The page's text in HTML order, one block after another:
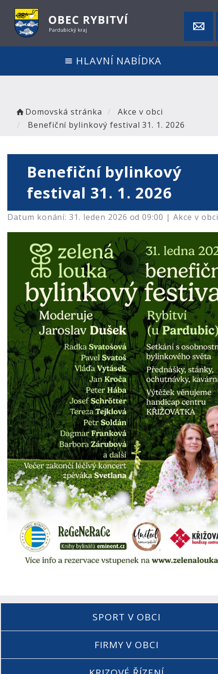
HLAVNÍ NABÍDKA
Domovská stránka
Akce v obci
Benefiční bylinkový festival 31. 1. 2026
Benefiční bylinkový
festival 31. 1. 2026
Datum konání: 31. leden 2026 od 09:00 |Akce v obci
SPORT V OBCI
FIRMY V OBCI